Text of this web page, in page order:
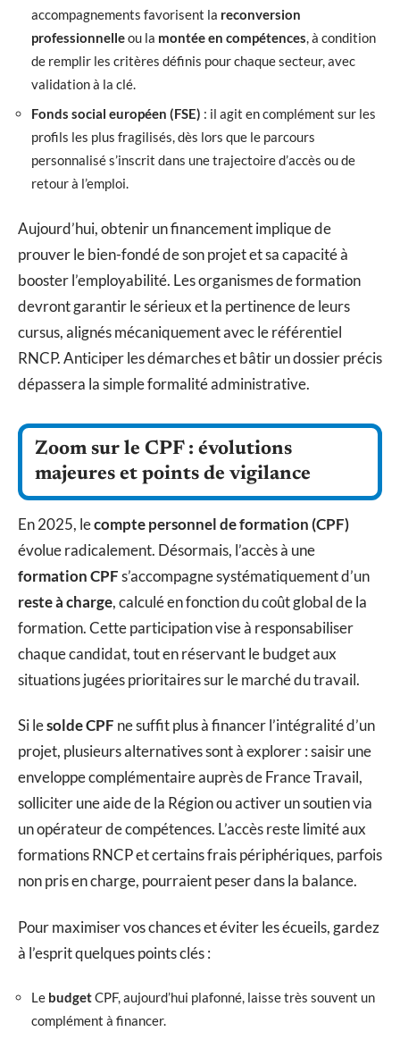
accompagnements favorisent la reconversion
professionnelleou la montée en compétences, à condition
de remplir les critères définis pour chaque secteur, avec
validation à la clé.
Fonds social européen (FSE) : il agit en complément sur les
profils les plus fragilisés, dès lors que le parcours
personnalisé s’inscrit dans une trajectoire d’accès ou de
retour à l’emploi.
Aujourd’hui, obtenir un financement implique de
prouver le bien-fondé de son projet et sa capacité à
booster l’employabilité. Les organismes de formation
devront garantir le sérieux et la pertinence de leurs
cursus, alignés mécaniquement avec le référentiel
RNCP. Anticiper les démarches et bâtir un dossier précis
dépassera la simple formalité administrative.
Zoom sur le CPF : évolutions
majeures et points de vigilance
En 2025, lecompte personnel de formation (CPF)
évolue radicalement. Désormais, l’accès à une
formation CPFs’accompagne systématiquement d’un
reste à charge, calculé en fonction du coût global de la
formation. Cette participation vise à responsabiliser
chaque candidat, tout en réservant le budget aux
situations jugées prioritaires sur le marché du travail.
Si lesolde CPF ne suffit plus à financer l’intégralité d’un
projet, plusieurs alternatives sont à explorer : saisir une
enveloppe complémentaire auprès de France Travail,
solliciter une aide de la Région ou activer un soutien via
un opérateur de compétences. L’accès reste limité aux
formations RNCP et certains frais périphériques, parfois
non pris en charge, pourraient peser dans la balance.
Pour maximiser vos chances et éviter les écueils, gardez
à l’esprit quelques points clés :
Le budgetCPF, aujourd’hui plafonné, laisse très souvent un
complément à financer.